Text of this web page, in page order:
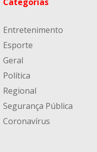
Entretenimento
Esporte
Geral
Política
Regional
Segurança Pública
Coronavírus